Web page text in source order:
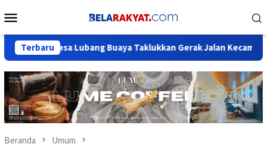
ke
Mobile
Terbaru
Lubang Buaya Taklukkan Gerak Jalan Kecamatan Setu
Beranda Umum